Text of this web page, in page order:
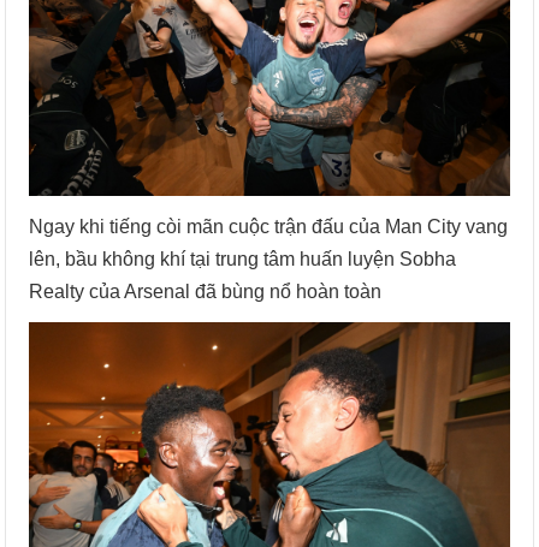
Ngay khi tiếng còi mãn cuộc trận đấu của Man City vang
lên, bầu không khí tại trung tâm huấn luyện Sobha
Realty của Arsenal đã bùng nổ hoàn toàn